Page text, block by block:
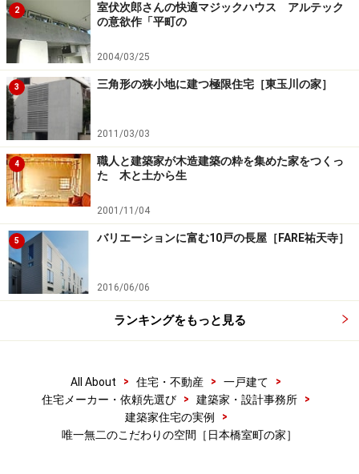
2
室伏次郎さんの快適マジックハウス アルテック
の意欲作「平町の
2004/03/25
3 三角形の狭小地に建つ極限住宅［東玉川の家］
2011/03/03
4
職人と建築家が木造建築の粋を集めた家をつくっ
た 木と土から生
2001/11/04
5 バリエーションに富む10戸の長屋［FARE祐天寺］
2016/06/06
ランキングをもっと見る
All About > 住宅・不動産 > 一戸建て
>
住宅メーカー・依頼先選び
> 建築家・設計事務所
>
建築家住宅の実例
>
唯一無二のこだわりの空間［日本橋室町の家］